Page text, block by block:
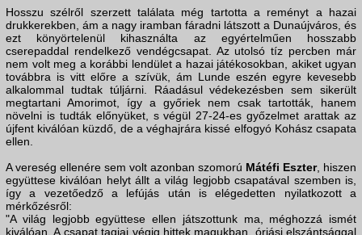
Hosszu szélről szerzett találata még tartotta a reményt a hazai
drukkerekben, ám a nagy iramban fáradni látszott a Dunaújváros, és
ezt könyörtelenül kihasználta az egyértelműen hosszabb
cserepaddal rendelkező vendégcsapat. Az utolsó tíz percben már
nem volt meg a korábbi lendület a hazai játékosokban, akiket ugyan
továbbra is vitt előre a szívük, ám Lunde eszén egyre kevesebb
alkalommal tudtak túljárni. Ráadásul védekezésben sem sikerült
megtartani Amorimot, így a győriek nem csak tartották, hanem
növelni is tudták előnyüket, s végül 27-24-es győzelmet arattak az
újfent kiválóan küzdő, de a véghajrára kissé elfogyó Kohász csapata
ellen.
A vereség ellenére sem volt azonban szomorú Mátéfi Eszter, hiszen
együttese kiválóan helyt állt a világ legjobb csapatával szemben is,
így a vezetőedző a lefújás után is elégedetten nyilatkozott a
mérkőzésről:
"A világ legjobb együttese ellen játszottunk ma, méghozzá ismét
kiválóan. A csapat tagjai végig hittek magukban, óriási elszántsággal